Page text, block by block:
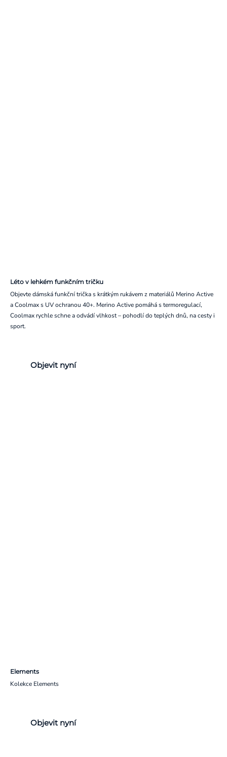
Léto v lehkém funkčním tričku
Objevte dámská funkční trička s krátkým rukávem z materiálů Merino Active
a Coolmax s UV ochranou 40+. Merino Active pomáhá s termoregulací,
Coolmax rychle schne a odvádí vlhkost – pohodlí do teplých dnů, na cesty i
sport.
Objevit nyní
Elements
Kolekce Elements
Objevit nyní